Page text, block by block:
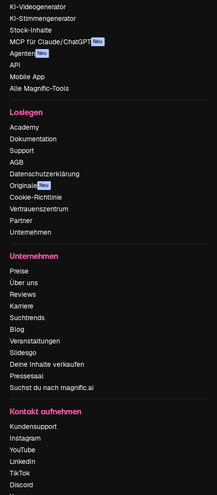
KI-Videogenerator
KI-Stimmengenerator
Stock-Inhalte
MCP für Claude/ChatGPT Neu
Agenten Neu
API
Mobile App
Alle Magnific-Tools
Loslegen
Academy
Dokumentation
Support
AGB
Datenschutzerklärung
Originale Neu
Cookie-Richtlinie
Vertrauenszentrum
Partner
Unternehmen
Unternehmen
Preise
Über uns
Reviews
Karriere
Suchtrends
Blog
Veranstaltungen
Slidesgo
Deine Inhalte verkaufen
Pressesaal
Suchst du nach magnific.ai
Kontakt aufnehmen
Kundensupport
Instagram
YouTube
LinkedIn
TikTok
Discord